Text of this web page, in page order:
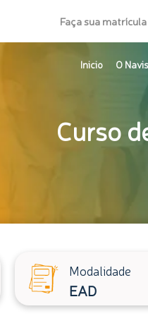
Faça sua matrícula
Inicio O
Curso
Modalidade
EAD